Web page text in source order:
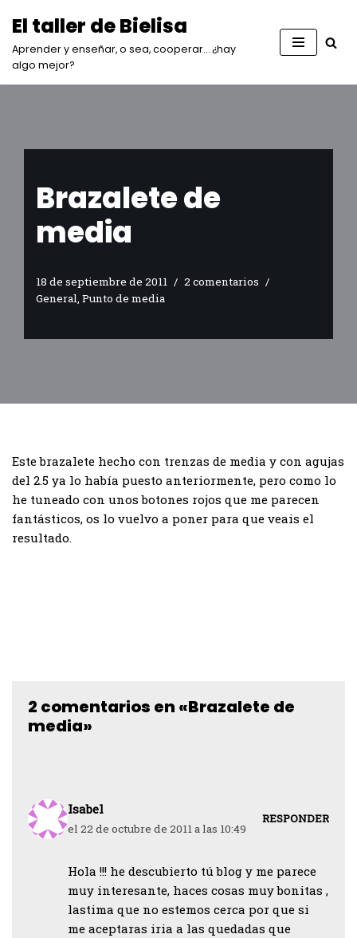
Saltar
al
contenido
El taller de Bielisa
Aprender y enseñar, o sea, cooperar… ¿hay
algo mejor?
Brazalete de
media
18 de septiembre de 2011
2 comentarios
General, Punto de media
Este brazalete hecho con trenzas de media y con agujas
del 2.5 ya lo había puesto anteriormente, pero como lo
he tuneado con unos botones rojos que me parecen
fantásticos, os lo vuelvo a poner para que veais el
resultado.
2 comentarios en «Brazalete de
media»
Isabel
el 22 de octubre de 2011 a las 10:49
RESPONDER
Hola !!! he descubierto tú blog y me parece
muy interesante, haces cosas muy bonitas ,
lastima que no estemos cerca por que si
me aceptaras iria a las quedadas que